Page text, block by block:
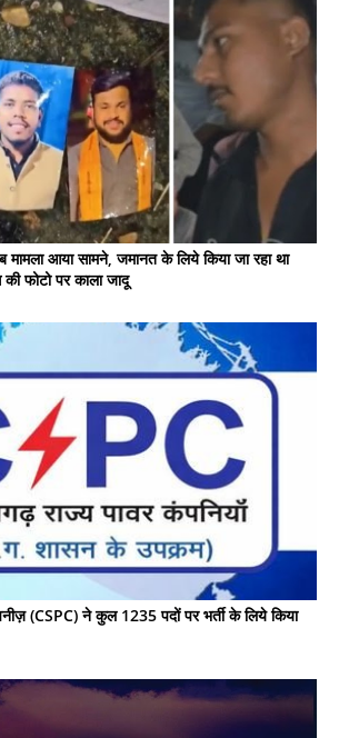
मामला आया सामने, जमानत के लिये किया जा रहा था
फोटो पर काला जादू
(CSPC) ने कुल 1235 पदों पर भर्ती के लिये किया